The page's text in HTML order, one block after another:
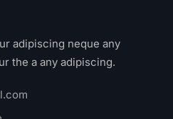
adipiscing neque any
the a any adipiscing.